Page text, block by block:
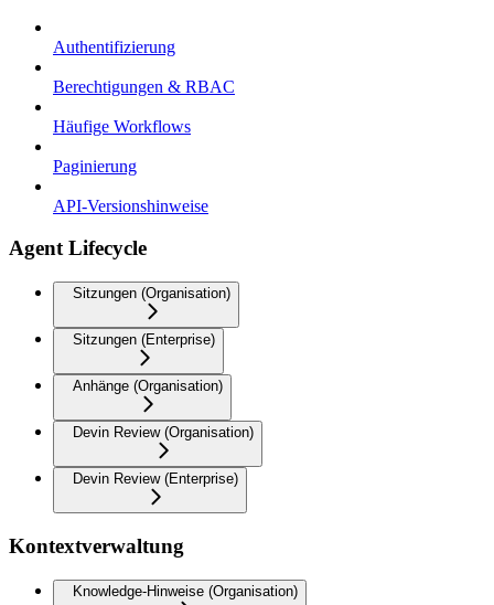
Authentifizierung
Berechtigungen & RBAC
Häufige Workflows
Paginierung
API-Versionshinweise
Agent Lifecycle
Sitzungen (Organisation)
Sitzungen (Enterprise)
Anhänge (Organisation)
Devin Review (Organisation)
Devin Review (Enterprise)
Kontextverwaltung
Knowledge-Hinweise (Organisation)